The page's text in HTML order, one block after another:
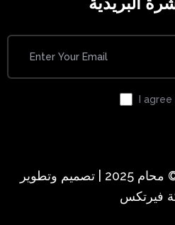
I
جميع الحقوق محفوظة © محام 2025 | تصميم وتطوير
فيرتكس